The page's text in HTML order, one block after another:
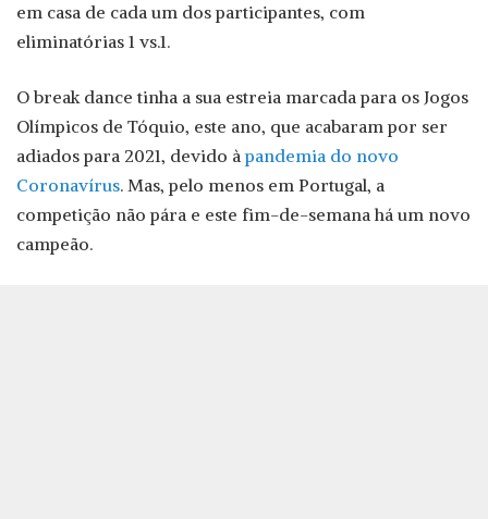
em casa de cada um dos participantes, com
eliminatórias 1 vs.1.
O break dance tinha a sua estreia marcada para os Jogos
Olímpicos de Tóquio, este ano, que acabaram por ser
adiados para 2021, devido àpandemia do novo
Coronavírus. Mas, pelo menos em Portugal, a
competição não pára e este fim-de-semana há um novo
campeão.